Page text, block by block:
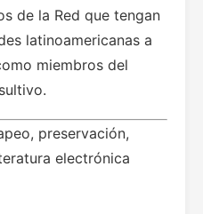
de la Red que tengan
latinoamericanas a
miembros del
preservación,
electrónica